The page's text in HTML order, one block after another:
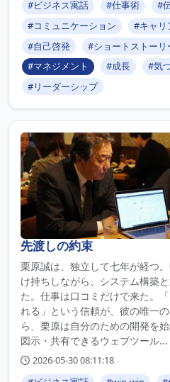
#ビジネス寓話
#仕事術
#
#コミュニケーション
#キャリ
#自己啓発
#ショートストーリ
#マネジメント
#成長 #気
#リーダーシップ
先渡しの約束
栗原誠は、独立して七年が経つ
け持ちしながら、システム構築
た。仕事は口コミだけで来た。
れる」という信頼が、彼の唯
ら、栗原は自分のための開発を
図示・共有できるウェブツール...
2026-05-30 08:11:18